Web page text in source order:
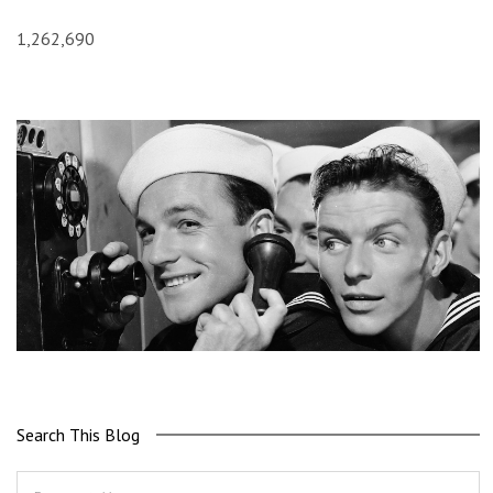
1,262,690
Search This Blog